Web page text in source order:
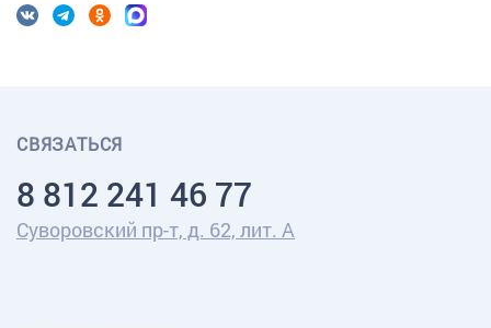
СВЯЗАТЬСЯ
8 812 241 46 77
Суворовский пр-т, д. 62, лит. А